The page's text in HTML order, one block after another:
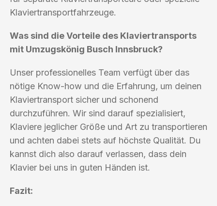
Klaviertransportfahrzeuge.
Was sind die Vorteile des Klaviertransports
mit Umzugskönig Busch Innsbruck?
Unser professionelles Team verfügt über das
nötige Know-how und die Erfahrung, um deinen
Klaviertransport sicher und schonend
durchzuführen. Wir sind darauf spezialisiert,
Klaviere jeglicher Größe und Art zu transportieren
und achten dabei stets auf höchste Qualität. Du
kannst dich also darauf verlassen, dass dein
Klavier bei uns in guten Händen ist.
Fazit: